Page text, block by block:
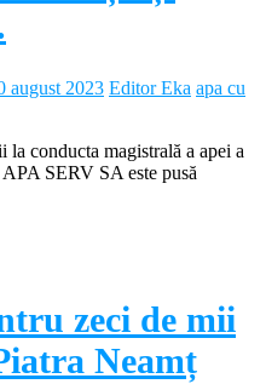
august 2023 Editor Eka apa cu
conducta magistrală a apei a
SERV SA este pusă
zeci de mii
Neamț